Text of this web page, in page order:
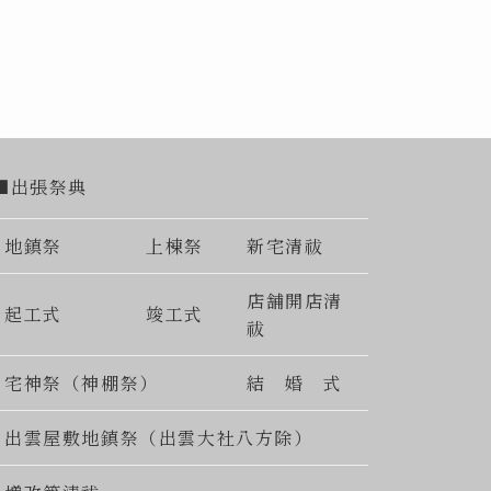
張祭典
地鎮祭 上棟祭 新宅清祓
起工式 竣工式
店舗開店清
祓
宅神祭（神棚祭） 結 婚 式
出雲屋敷地鎮祭（出雲大社八方除）